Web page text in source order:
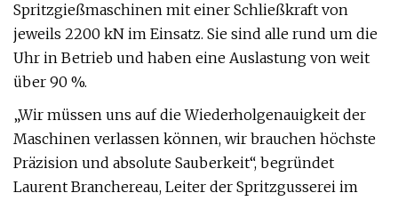
Spritzgießmaschinen mit einer Schließkraft von
jeweils 2200 kN im Einsatz. Sie sind alle rund um die
Uhr in Betrieb und haben eine Auslastung von weit
über 90 %.
„Wir müssen uns auf die Wiederholgenauigkeit der
Maschinen verlassen können, wir brauchen höchste
Präzision und absolute Sauberkeit“, begründet
Laurent Branchereau, Leiter der Spritzgusserei im